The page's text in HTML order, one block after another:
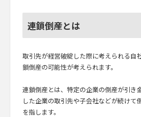
連鎖倒産とは
取引先が経営破綻した際に考えられる自
鎖倒産の可能性が考えられます。
連鎖倒産とは、特定の企業の倒産が引き
した企業の取引先や子会社などが続けて
を指します。